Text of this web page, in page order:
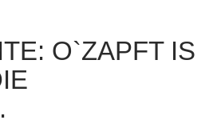
O`ZAPFT IS